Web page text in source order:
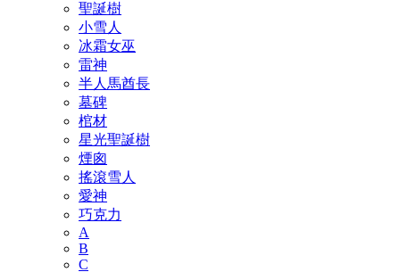
聖誕樹
小雪人
冰霜女巫
雷神
半人馬酋長
墓碑
棺材
星光聖誕樹
煙囪
搖滾雪人
愛神
巧克力
A
B
C